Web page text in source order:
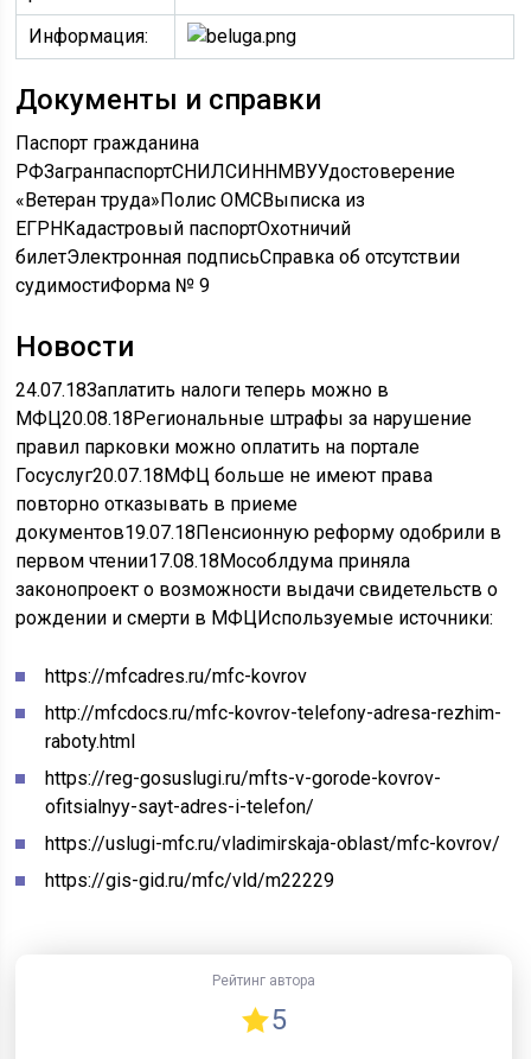
Информация:
Документы и справки
Паспорт гражданина
РФЗагранпаспортСНИЛСИННМВУУдостоверение
«Ветеран труда»Полис ОМСВыписка из
ЕГРНКадастровый паспортОхотничий
билетЭлектронная подписьСправка об отсутствии
судимостиФорма № 9
Новости
24.07.18Заплатить налоги теперь можно в
МФЦ20.08.18Региональные штрафы за нарушение
правил парковки можно оплатить на портале
Госуслуг20.07.18МФЦ больше не имеют права
повторно отказывать в приеме
документов19.07.18Пенсионную реформу одобрили в
первом чтении17.08.18Мособлдума приняла
законопроект о возможности выдачи свидетельств о
рождении и смерти в МФЦИспользуемые источники:
https://mfcadres.ru/mfc-kovrov
http://mfcdocs.ru/mfc-kovrov-telefony-adresa-rezhim-
raboty.html
https://reg-gosuslugi.ru/mfts-v-gorode-kovrov-
ofitsialnyy-sayt-adres-i-telefon/
https://uslugi-mfc.ru/vladimirskaja-oblast/mfc-kovrov/
https://gis-gid.ru/mfc/vld/m22229
Рейтинг автора
5